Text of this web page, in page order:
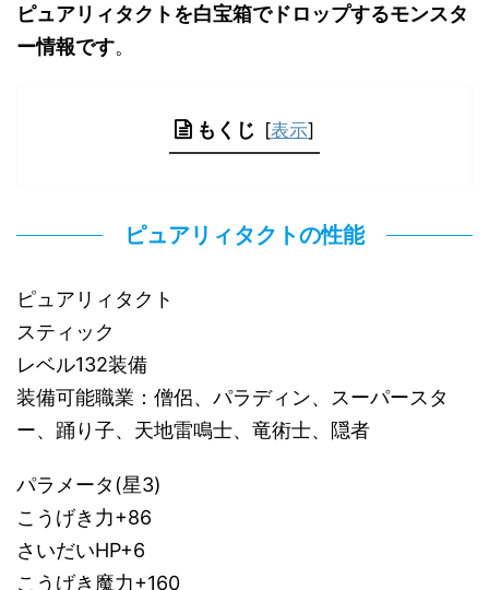
ピュアリィタクトを白宝箱でドロップするモンスタ
ー情報です。
もくじ [表示]
ピュアリィタクトの性能
ピュアリィタクト
スティック
レベル132装備
装備可能職業：僧侶、パラディン、スーパースタ
ー、踊り子、天地雷鳴士、竜術士、隠者
パラメータ(星3)
こうげき力+86
さいだいHP+6
こうげき魔力+160